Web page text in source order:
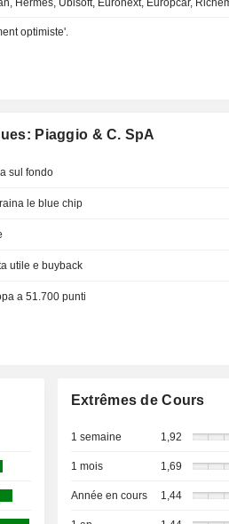
optimiste'.
Piaggio & C. SpA
sul fondo
le blue chip
utile e buyback
a 51.700 punti
Extrêmes de Cours
1 semaine 1,92
1 mois 1,69
Année en cours 1,44